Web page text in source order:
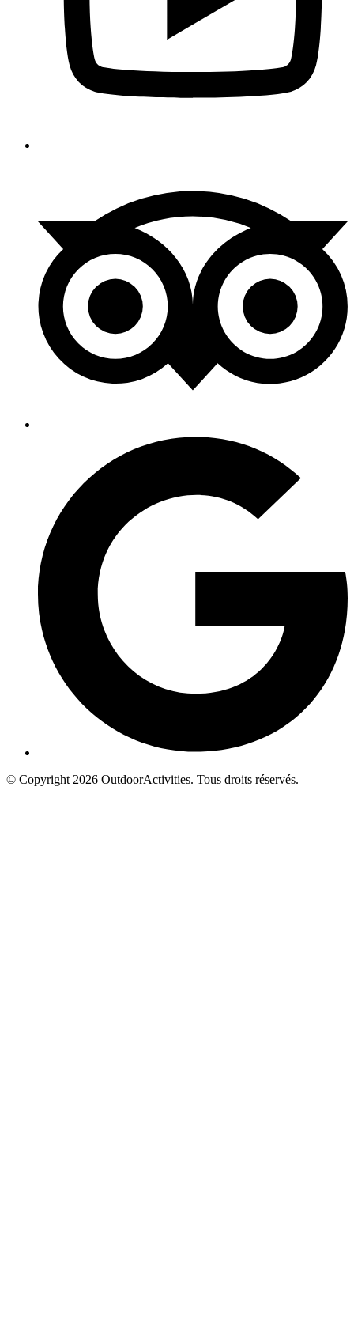
© Copyright 2026 OutdoorActivities. Tous droits réservés.